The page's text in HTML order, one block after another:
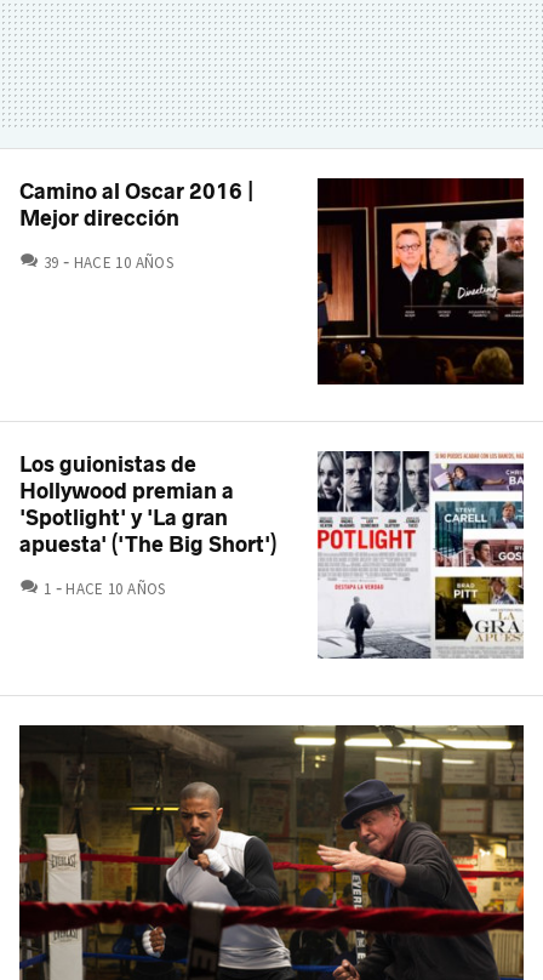
Camino al Oscar 2016 |
Mejor dirección
39 COMENTARIOS
HACE 10 AÑOS
Los guionistas de
Hollywood premian a
'Spotlight' y 'La gran
apuesta' ('The Big Short')
1 COMENTARIOS
HACE 10 AÑOS